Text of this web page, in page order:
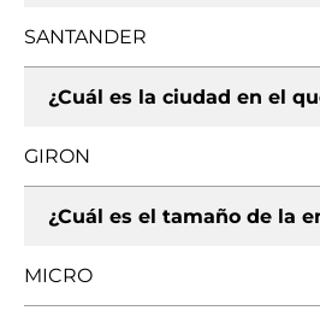
SANTANDER
¿Cuál es la ciudad en el
GIRON
¿Cuál es el tamaño de la
MICRO